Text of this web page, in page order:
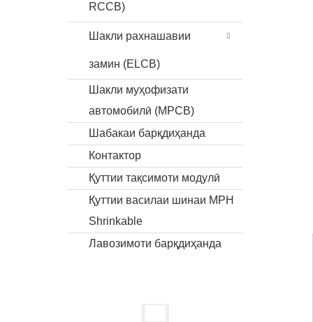
RCCB)
Шакли рахнашавии
замин (ELCB)
Шакли муҳофизати
автомобилӣ (MPCB)
Шабакаи барқдиҳанда
Контактор
Қуттии тақсимоти модулӣ
Қуттии василаи шинаи MPH
Shrinkable
Лавозимоти барқдиҳанда